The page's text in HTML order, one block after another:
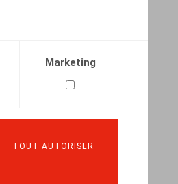
Marketing
TOUT AUTORISER